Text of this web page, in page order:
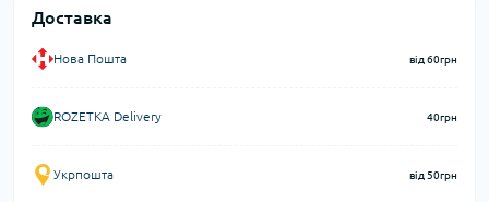
Доставка
Нова Пошта від 60грн
ROZETKA Delivery 40грн
Укрпошта від 50грн